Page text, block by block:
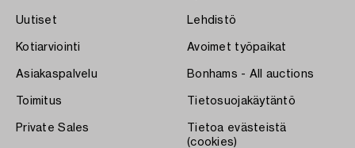
Uutiset
Kotiarviointi
Asiakaspalvelu
Toimitus
Private Sales
Lehdistö
Avoimet työpaikat
Bonhams - All auctions
Tietosuojakäytäntö
Tietoa evästeistä
(cookies)